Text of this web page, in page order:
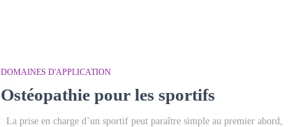
DOMAINES D'APPLICATION
Ostéopathie pour les sportifs
La prise en charge d’un sportif peut paraître simple au premier abord,